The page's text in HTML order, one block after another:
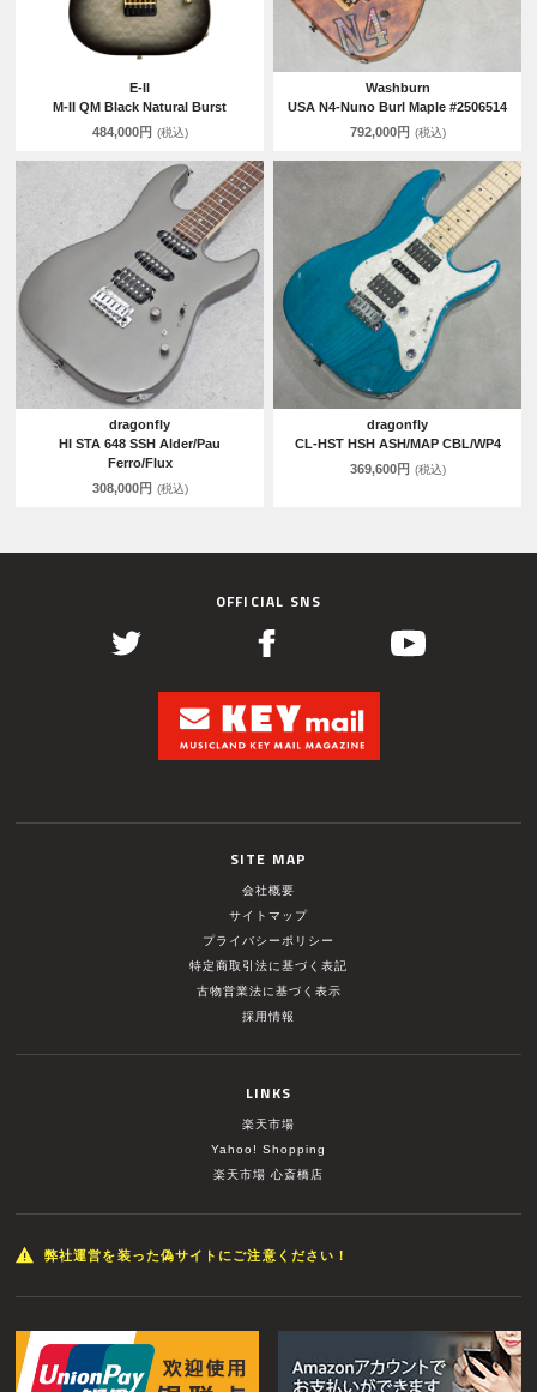
E-II
M-II QM Black Natural Burst
484,000円 (税込)
Washburn
USA N4-Nuno Burl Maple #2506514
792,000円 (税込)
dragonfly
HI STA 648 SSH Alder/Pau
Ferro/Flux
308,000円 (税込)
dragonfly
CL-HST HSH ASH/MAP CBL/WP4
369,600円 (税込)
OFFICIAL SNS
SITE MAP
会社概要
サイトマップ
プライバシーポリシー
特定商取引法に基づく表記
古物営業法に基づく表示
採用情報
LINKS
楽天市場
Yahoo! Shopping
楽天市場 心斎橋店
弊社運営を装った偽サイトにご注意ください！